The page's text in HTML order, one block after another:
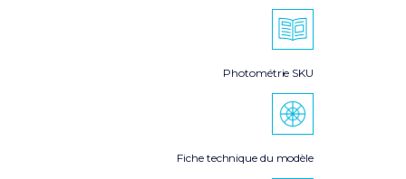
Photométrie SKU
Fiche technique du modèle